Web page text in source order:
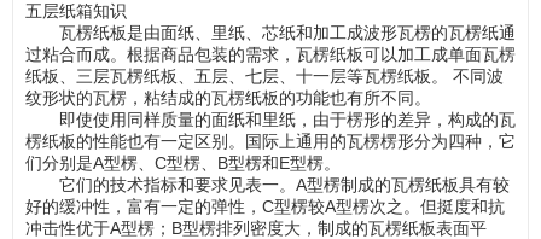
五层纸箱知识
瓦楞纸板是由面纸、里纸、芯纸和加工成波形瓦楞的瓦楞纸通
过粘合而成。根据商品包装的需求，瓦楞纸板可以加工成单面瓦楞
纸板、三层瓦楞纸板、五层、七层、十一层等瓦楞纸板。 不同波
纹形状的瓦楞，粘结成的瓦楞纸板的功能也有所不同。
即使使用同样质量的面纸和里纸，由于楞形的差异，构成的瓦
楞纸板的性能也有一定区别。国际上通用的瓦楞楞形分为四种，它
们分别是A型楞、C型楞、B型楞和E型楞。
它们的技术指标和要求见表一。A型楞制成的瓦楞纸板具有较
好的缓冲性，富有一定的弹性，C型楞较A型楞次之。但挺度和抗
冲击性优于A型楞；B型楞排列密度大，制成的瓦楞纸板表面平